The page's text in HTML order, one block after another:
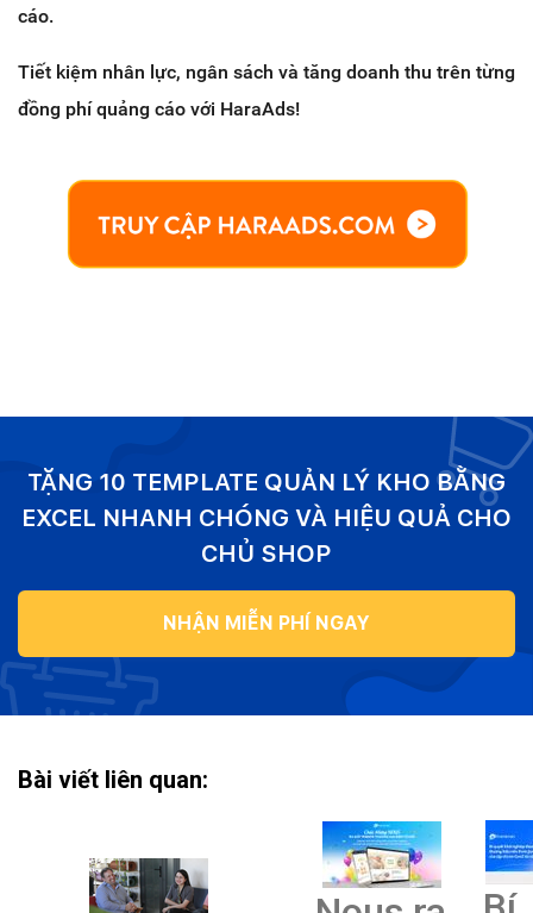
cáo.
Tiết kiệm nhân lực, ngân sách và tăng doanh thu trên từng
đồng phí quảng cáo với HaraAds!
TẶNG 10 TEMPLATE QUẢN LÝ KHO BẰNG
EXCEL NHANH CHÓNG VÀ HIỆU QUẢ CHO
CHỦ SHOP
NHẬN MIỄN PHÍ NGAY
Bài viết liên quan: